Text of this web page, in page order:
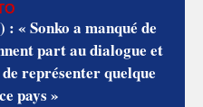
« Sonko a manqué de
part au dialogue et
représenter quelque
pays »